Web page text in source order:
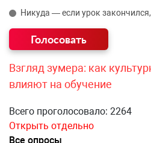
Никуда — если урок
Взгляд зумера: как
влияют на обучение
Всего проголосовало: 2264
Открыть отдельно
Все опросы